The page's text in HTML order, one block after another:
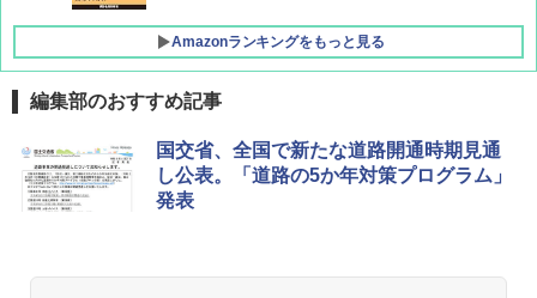
Amazonランキングをもっと見る
[キャンパーズコレクション 山善] ポップアッ
プテント 傘みたいに広げて畳める パッとサ
ッとサンシェード キューブ フルクローズ メ
ッシュ 簡単設置 ワンタッチテント キャンプ
BUNDOK(バンドック)ソロ ドーム 1 EX BDK
-08EX カーキ ソロキャンプ ポリエステル フ
レーム テント
編集部のおすすめ記事
国交省、全国で新たな道路開通時期見通
し公表。「道路の5か年対策プログラム」
発表